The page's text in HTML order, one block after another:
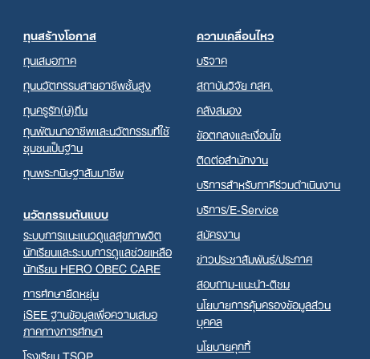
ทุนสร้างโอกาส
ทุนเสมอภาค
ทุนนวัตกรรมสายอาชีพชั้นสูง
ทุนครูรัก(ษ์)ถิ่น
ทุนพัฒนาอาชีพและนวัตกรรมที่ใช้
ชุมชนเป็นฐาน
ทุนพระกนิษฐาสัมมาชีพ
นวัตกรรมต้นแบบ
ระบบการแนะแนวดูแลสุขภาพจิต
นักเรียนและระบบการดูแลช่วยเหลือ
นักเรียน HERO OBEC CARE
การศึกษายืดหยุ่น
iSEE ฐานข้อมูลเพื่อความเสมอ
ภาคทางการศึกษา
ความเคลื่อนไหว
บริจาค
สถาบันวิจัย กสศ.
คลังสมอง
ข้อตกลงและเงื่อนไข
ติดต่อสำนักงาน
บริการสำหรับภาคีร่วมดำเนินงาน
บริการ/E-Service
สมัครงาน
ข่าวประชาสัมพันธ์/ประกาศ
สอบถาม-แนะนำ-ติชม
นโยบายการคุ้มครองข้อมูลส่วน
บุคคล
นโยบายคุกกี้